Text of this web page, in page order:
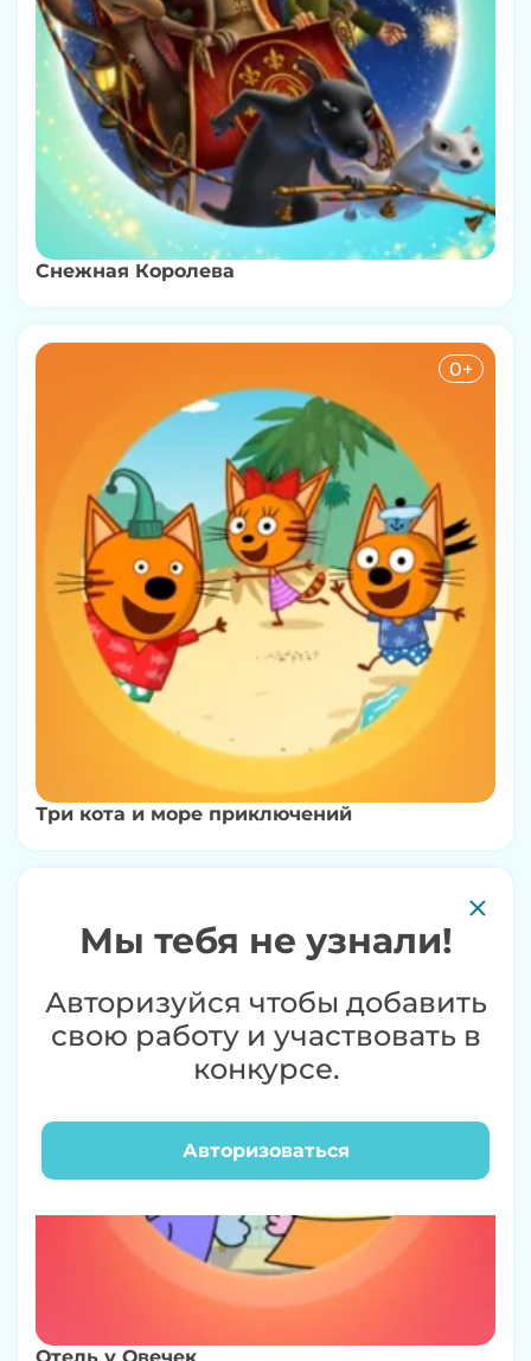
Мы тебя не узнали!
Авторизуйся чтобы добавить
свою работу и участвовать в
конкурсе.
Авторизоваться
Снежная Королева
0+
Три кота и море приключений
0+